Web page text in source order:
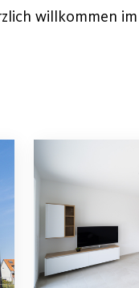
willkommen